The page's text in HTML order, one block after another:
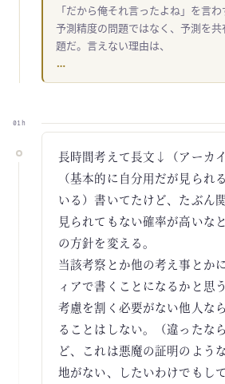
「だから俺それ言ったよね」を言
予測精度の問題ではなく、予測を
題だ。言えない理由は、
…
01h
長時間考えて長文↓（アーカ
（基本的に自分用だが見られ
いる）書いてたけど、たぶん
見られてもない確率が高いな
の方針を変える。
当該考察とか他の考え事とか
ィアで書くことになるかと思う
考慮を割く必要がない他人な
ることはしない。（違ったな
ど、これは悪魔の証明のよう
地がない、したいわけでもし